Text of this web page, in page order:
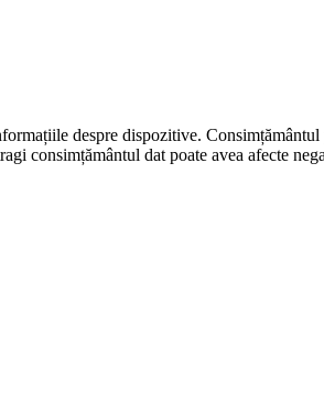
despre dispozitive.
consimțământul dat poate avea afecte